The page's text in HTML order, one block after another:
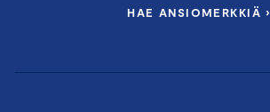
HAE ANSIOMERKKIÄ ›